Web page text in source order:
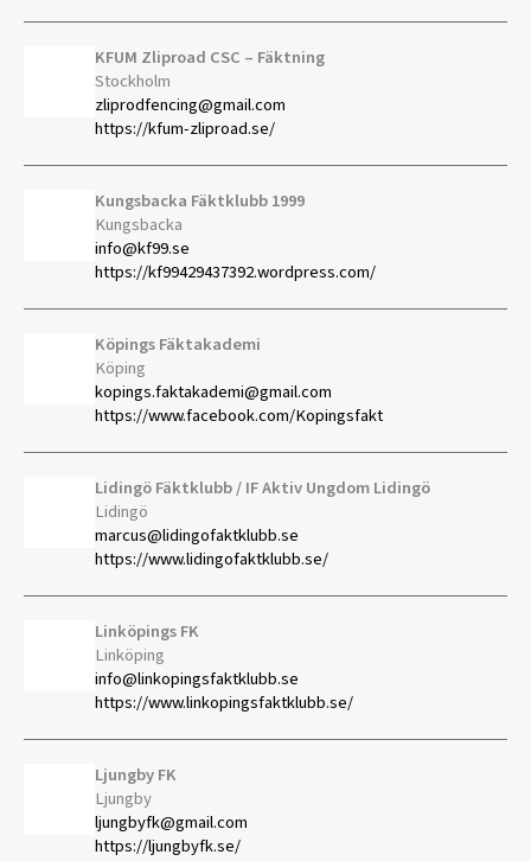
KFUM Zliproad CSC – Fäktning
Stockholm
zliprodfencing@gmail.com
https://kfum-zliproad.se/
Kungsbacka Fäktklubb 1999
Kungsbacka
info@kf99.se
https://kf99429437392.wordpress.com/
Köpings Fäktakademi
Köping
kopings.faktakademi@gmail.com
https://www.facebook.com/Kopingsfakt
Lidingö Fäktklubb / IF Aktiv Ungdom Lidingö
Lidingö
marcus@lidingofaktklubb.se
https://www.lidingofaktklubb.se/
Linköpings FK
Linköping
info@linkopingsfaktklubb.se
https://www.linkopingsfaktklubb.se/
Ljungby FK
Ljungby
ljungbyfk@gmail.com
https://ljungbyfk.se/